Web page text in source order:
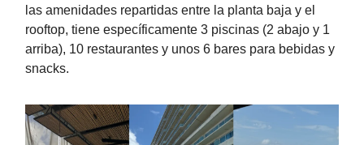
las amenidades repartidas entre la planta baja y el
rooftop, tiene específicamente 3 piscinas (2 abajo y 1
arriba), 10 restaurantes y unos 6 bares para bebidas y
snacks.